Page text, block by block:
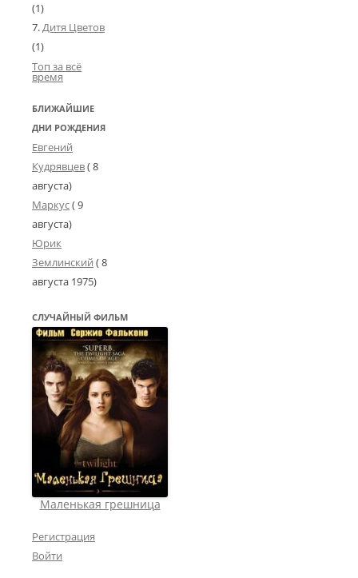
(1)
Дитя Цветов
(1)
Топ за всё
время
БЛИЖАЙШИЕ
ДНИ РОЖДЕНИЯ
Евгений
Кудрявцев( 8
августа)
Маркус( 9
августа)
Юрик
Землинский (8
августа 1975)
СЛУЧАЙНЫЙ ФИЛЬМ
Маленькая грешница
Регистрация
Войти